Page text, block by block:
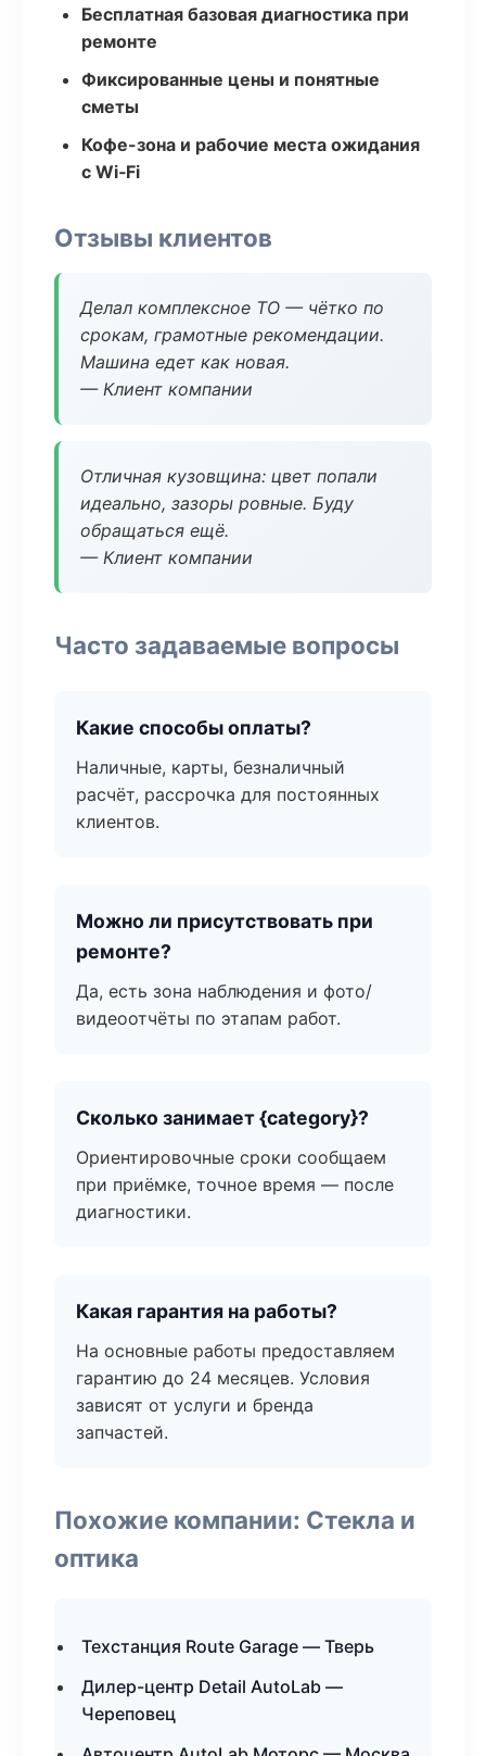
Бесплатная базовая диагностика при
ремонте
Фиксированные цены и понятные
сметы
Кофе-зона и рабочие места ожидания
с Wi‑Fi
Отзывы клиентов
Делал комплексное ТО — чётко по
срокам, грамотные рекомендации.
Машина едет как новая.
— Клиент компании
Отличная кузовщина: цвет попали
идеально, зазоры ровные. Буду
обращаться ещё.
— Клиент компании
Часто задаваемые вопросы
Какие способы оплаты?
Наличные, карты, безналичный
расчёт, рассрочка для постоянных
клиентов.
Можно ли присутствовать при
ремонте?
Да, есть зона наблюдения и фото/
видеоотчёты по этапам работ.
Сколько занимает {category}?
Ориентировочные сроки сообщаем
при приёмке, точное время — после
диагностики.
Какая гарантия на работы?
На основные работы предоставляем
гарантию до 24 месяцев. Условия
зависят от услуги и бренда
запчастей.
Похожие компании: Стекла и
оптика
Техстанция Route Garage — Тверь
Дилер-центр Detail AutoLab —
Череповец